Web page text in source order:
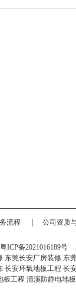
流程 公司资质
粤ICP备2021016189号
东莞长安厂房装修 东
长安环氧地板工程 长
板工程 清溪防静电地